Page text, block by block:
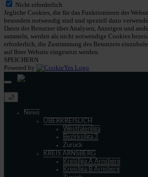
Nicht erforderlich
Jegliche Cookies, die für das Funktionieren der
besonders notwendig sind und speziell dazu
Daten der Benutzer über Analysen, Anzeigen und
sammeln, werden als nicht notwendige Cookies
erforderlich, die Zustimmung des Benutzers
auf Ihrer Website eingesetzt werden.
SPEICHERN
Powered by
🌙
News
ÜBERKREISLICH
Westfalenliga
Bezirksliga 3
Zurück
KREIS ARNSBERG
Kreisliga A Arnsberg
Kreisliga B Arnsberg